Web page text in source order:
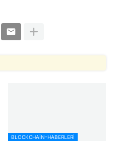
BLOCKCHAIN-HABERLERI